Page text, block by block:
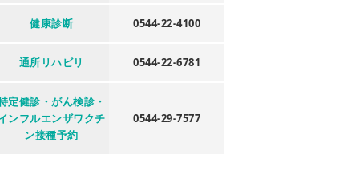
健康診断 0544-22-4100
通所リハビリ 0544-22-6781
定健診・がん検診・
ンフルエンザワクチ
ン接種予約
0544-29-7577